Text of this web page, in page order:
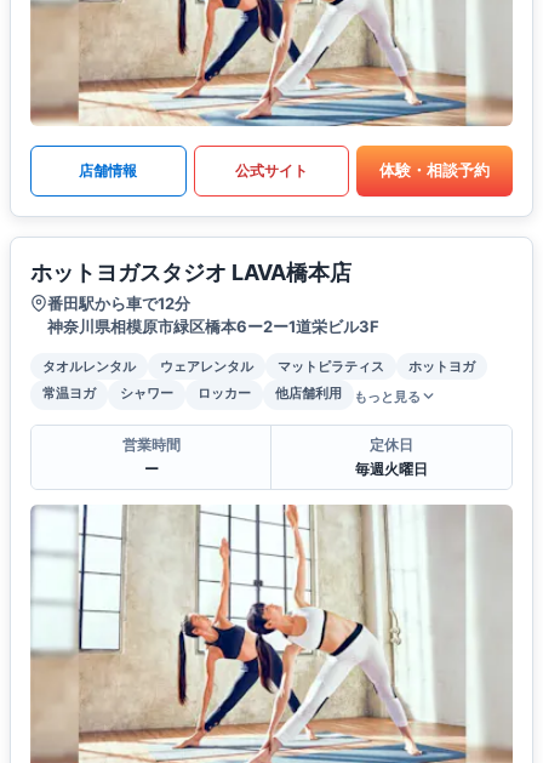
店舗情報 公式サイト 体験・相談予約
ホットヨガスタジオ LAVA橋本店
番田駅から車で12分
神奈川県相模原市緑区橋本6ー2ー1道栄ビル3F
タオルレンタル ウェアレンタル マットピラティス
ホットヨガ
常温ヨガ
シャワー ロッカー 他店舗利用 もっと見る
営業時間
ー
定休日
毎週火曜日